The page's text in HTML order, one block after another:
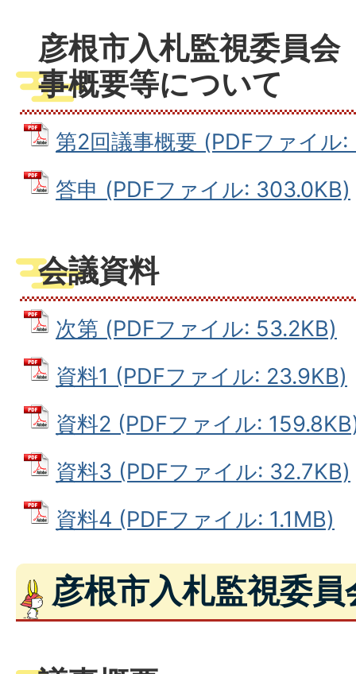
彦根市入札監視委員会
事概要等について
第2回議事概要 (PDFファイル
答申 (PDFファイル: 303.0KB)
会議資料
次第 (PDFファイル: 53.2KB)
資料1 (PDFファイル: 23.9KB)
資料2 (PDFファイル:
資料3 (PDFファイル: 32.7KB)
資料4 (PDFファイル: 1.1MB)
彦根市入札監視委